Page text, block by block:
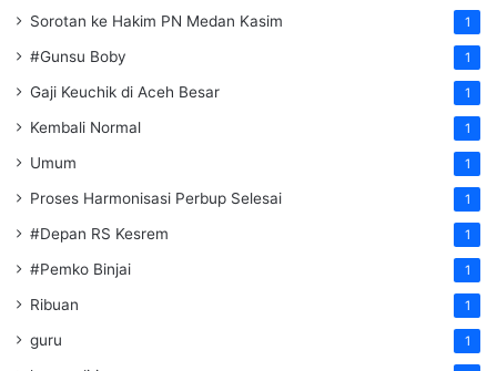
Sorotan ke Hakim PN Medan Kasim 1
#Gunsu Boby 1
Gaji Keuchik di Aceh Besar 1
Kembali Normal 1
Umum 1
Proses Harmonisasi Perbup Selesai 1
#Depan RS Kesrem 1
#Pemko Binjai 1
Ribuan 1
guru 1